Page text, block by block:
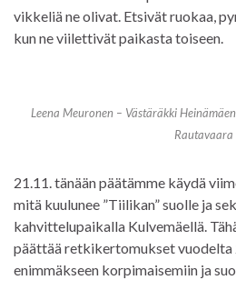
vikkeliä ne olivat. Etsivät ruokaa,
kun ne viilettivät paikasta toiseen.
Leena Meuronen – Västäräkki
Rautavaara
21.11. tänään päätämme käydä
mitä kuulunee ”Tiilikan” suolle ja
kahvittelupaikalla Kulvemäellä.
päättää retkikertomukset
enimmäkseen korpimaisemiin ja